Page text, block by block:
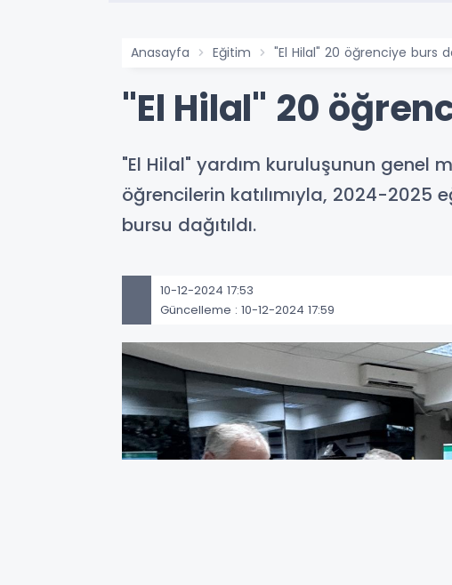
Anasayfa Eğitim "El Hilal" 20 öğrenciye burs
"El Hilal" 20
"El Hilal" yardım kuruluşunun genel
öğrencilerin katılımıyla, 2024-
bursu dağıtıldı.
10-12-2024 17:53
Güncelleme : 10-12-2024 17:59